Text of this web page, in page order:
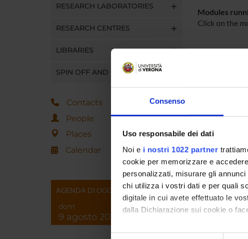
Consenso
Uso responsabile dei dati
Noi e i nostri 1022 partner
cookie per memorizzare e
personalizzati, misurare gli
chi utilizza i vostri dati e per quali
digitale in cui avete effettuato le
dalla Dichiarazione sui cookie o
Con il tuo consenso, vorremmo
RESEARCH LABORATORIES
RESEARCH CENTRES
LIBRARIES
SPIN OFF AND COMPANIES
Contacts
People
Places
Calendar
AGENDA DI OGGI
dom
9 agosto 2026
Modules
Click on the